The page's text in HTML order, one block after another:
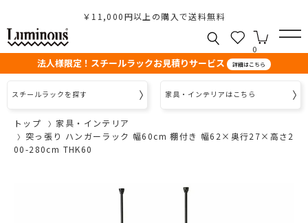
￥11,000円以上の購入で送料無料
0
法人様限定！スチールラックお見積りサービス 詳細はこちら
スチールラックを探す 家具・インテリアはこちら
トップ
家具・インテリア
突っ張り ハンガーラック 幅60cm 棚付き 幅62×奥行27×高さ2
00-280cm THK60